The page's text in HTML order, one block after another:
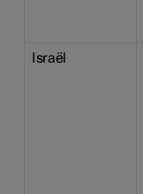
Israël